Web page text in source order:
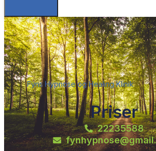
Fyns Hypnose og Healing Klinik
Priser
22235588